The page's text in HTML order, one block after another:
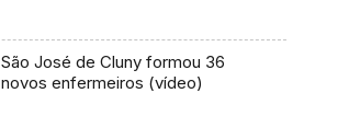
São José de Cluny formou 36
novos enfermeiros (vídeo)